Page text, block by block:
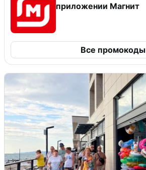
приложении Магнит
Все промокоды